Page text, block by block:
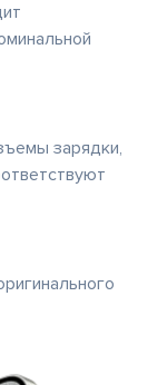
зарядки,